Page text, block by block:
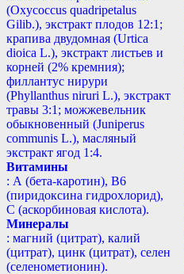
(Oxycoccus quadripetalus
Gilib.), экстракт плодов 12:1;
крапива двудомная (Urtica
dioica L.), экстракт листьев и
корней (2% кремния);
филлантус нирури
(Phyllanthus niruri L.), экстракт
травы 3:1; можжевельник
обыкновенный (Juniperus
communis L.), масляный
экстракт ягод 1:4.
Витамины
: А (бета-каротин), B6
(пиридоксина гидрохлорид),
С (аскорбиновая кислота).
Минералы
: магний (цитрат), калий
(цитрат), цинк (цитрат), селен
(селенометионин).